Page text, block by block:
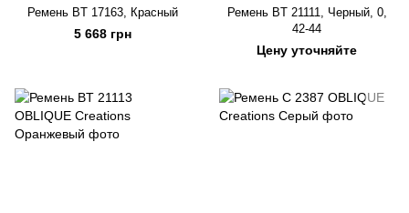
Ремень BT 17163, Красный
5 668 грн
Ремень BT 21111, Черный, 0,
42-44
Цену уточняйте